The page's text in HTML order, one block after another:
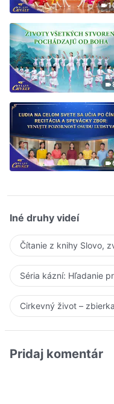
Iné druhy videí
Čítanie z knihy Slovo,
Séria kázní: Hľadanie
Cirkevný život –
Pridaj komentár